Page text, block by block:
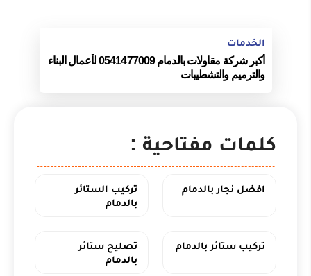
الخدمات
أكبر شركة مقاولات بالدمام 0541477009 لأعمال البناء
والترميم والتشطيبات
كلمات مفتاحية :
افضل نجار بالدمام
تركيب الستائر
بالدمام
تركيب ستائر بالدمام
تصليح ستائر
بالدمام